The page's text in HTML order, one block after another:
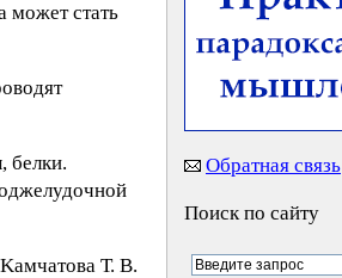
может стать
белки.
Т. В.
Обратная связь
Поиск по сайту